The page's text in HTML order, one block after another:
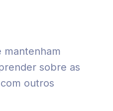
mantenham
sobre as
outros